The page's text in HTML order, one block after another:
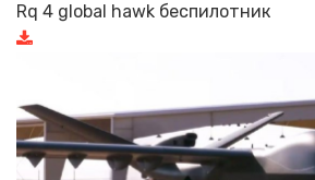
Rq 4 global hawk беспилотник